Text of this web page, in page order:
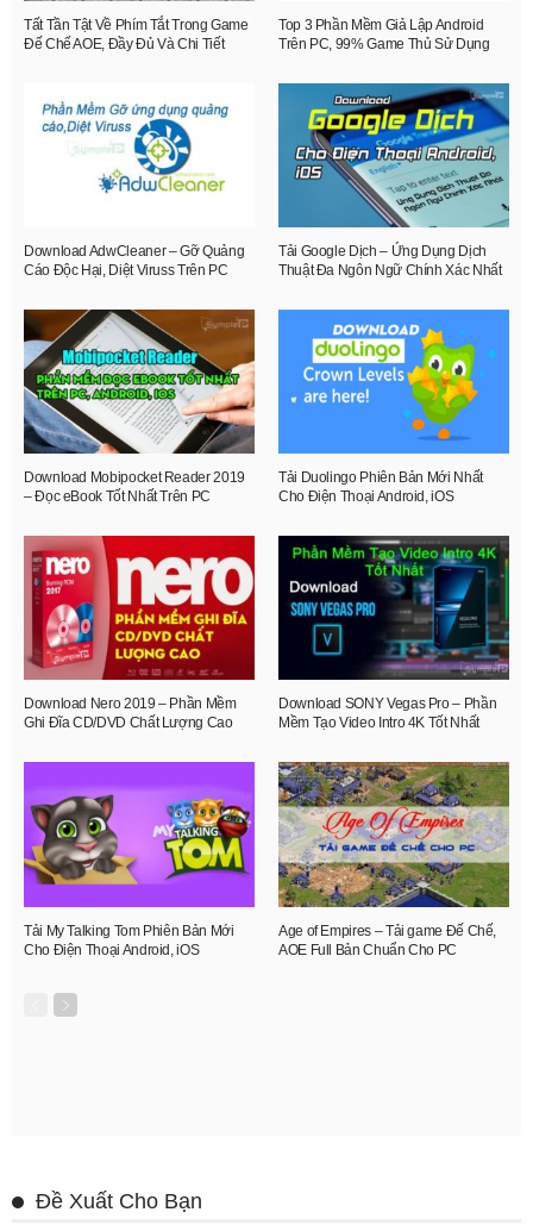
Tất Tần Tật Về Phím Tắt Trong Game
Đế Chế AOE, Đầy Đủ Và Chi Tiết
Top 3 Phần Mềm Giả Lập Android
Trên PC, 99% Game Thủ Sử Dụng
Download AdwCleaner – Gỡ Quảng
Cáo Độc Hại, Diệt Viruss Trên PC
Tải Google Dịch – Ứng Dụng Dịch
Thuật Đa Ngôn Ngữ Chính Xác Nhất
Download Mobipocket Reader 2019
– Đọc eBook Tốt Nhất Trên PC
Tải Duolingo Phiên Bản Mới Nhất
Cho Điện Thoại Android, iOS
Download Nero 2019 – Phần Mềm
Ghi Đĩa CD/DVD Chất Lượng Cao
Download SONY Vegas Pro – Phần
Mềm Tạo Video Intro 4K Tốt Nhất
Tải My Talking Tom Phiên Bản Mới
Cho Điện Thoại Android, iOS
Age of Empires – Tải game Đế Chế,
AOE Full Bản Chuẩn Cho PC
Đề Xuất Cho Bạn